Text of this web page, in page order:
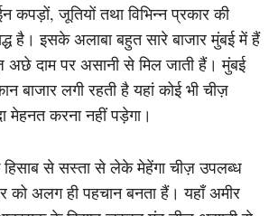
कपड़ों, जूतियों तथा विभिन्न प्रकार की
है। इसके अलाबा बहुत सारे बाजार मुंबई में हैं
अछे दाम पर असानी से मिल जाती हैं। मुंबई
बाजार लगी रहती है यहां कोई भी चीज़
मेहनत करना नहीं पड़ेगा।
से सस्ता से लेके मेहेंगा चीज़ उपलब्ध
को अलग ही पहचान बनता हैं। यहाँ अमीर